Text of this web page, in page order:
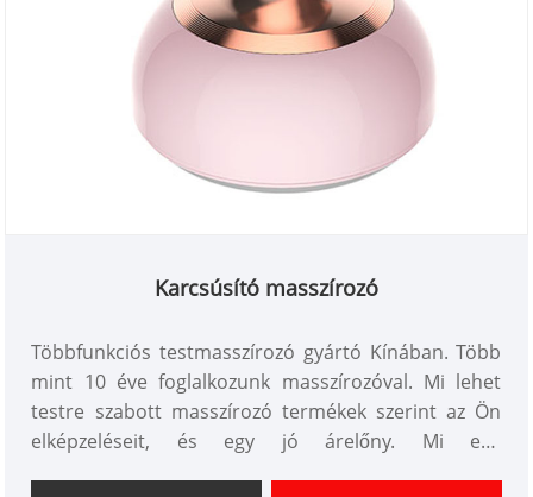
Karcsúsító masszírozó
Többfunkciós testmasszírozó gyártó Kínában. Több
mint 10 éve foglalkozunk masszírozóval. Mi lehet
testre szabott masszírozó termékek szerint az Ön
elképzeléseit, és egy jó árelőny. Mi egy